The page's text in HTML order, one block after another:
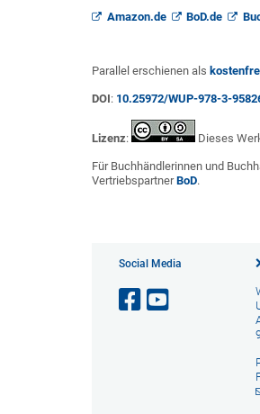
Amazon.de BoD.de
Parallel erschienen als
DOI: 10.25972/WUP-978-3-
Lizenz: Dieses
Für Buchhändlerinnen und
VertriebspartnerBoD.
Social Media